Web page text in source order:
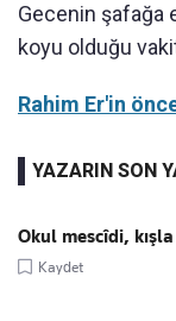
Gecenin şafağa
koyu olduğu
Rahim Er'in
YAZARIN SON
Okul mescîdi,
Kaydet